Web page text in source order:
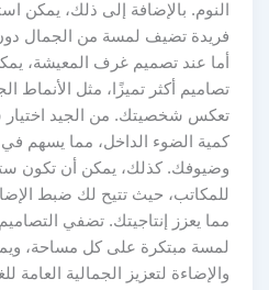
النوم. بالإضافة إلى ذلك، يمكن
فريدة تضيف لمسة من الجمال دون
أما عند تصميم غرف المعيشة، يمكن
تصاميم أكثر تميزًا، مثل الأنماط
تعكس شخصيتك. من الجيد اختيار
كمية الضوء الداخل، مما يسهم في
وضيوفك. كذلك، يمكن أن تكون ستائر
للمكاتب، حيث تتيح لك ضبط الإضاءة
مما يعزز إنتاجيتك. تضفي التصاميم
لمسة مبتكرة على كل مساحة، ويمكن
والإضاءة لتعزيز الجمالية العامة